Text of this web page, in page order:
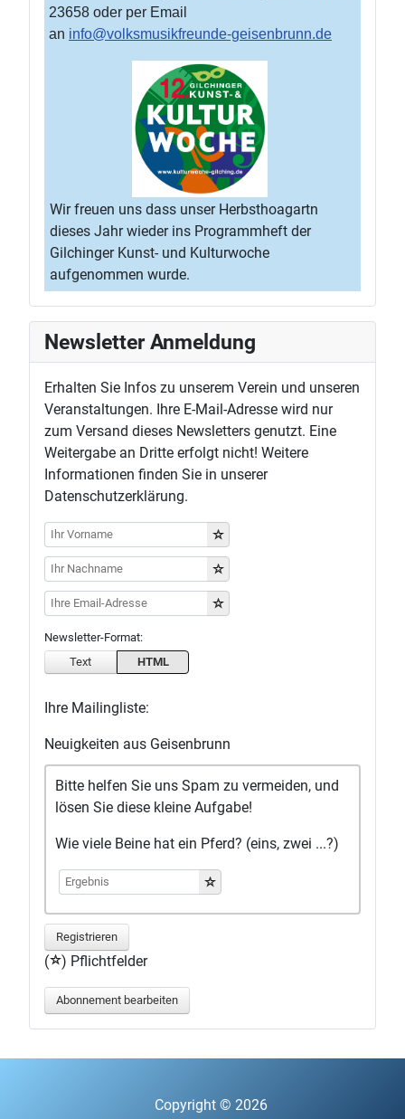
23658 oder per Email
an info@volksmusikfreunde-geisenbrunn.de
Wir freuen uns dass unser Herbsthoagartn
dieses Jahr wieder ins Programmheft der
Gilchinger Kunst- und Kulturwoche
aufgenommen wurde.
Newsletter Anmeldung
Erhalten Sie Infos zu unserem Verein und unseren
Veranstaltungen. Ihre E-Mail-Adresse wird nur
zum Versand dieses Newsletters genutzt. Eine
Weitergabe an Dritte erfolgt nicht! Weitere
Informationen finden Sie in unserer
Datenschutzerklärung.
Newsletter-Format:
Text
HTML
Ihre Mailingliste:
Neuigkeiten aus Geisenbrunn
Bitte helfen Sie uns Spam zu vermeiden, und
lösen Sie diese kleine Aufgabe!
Wie viele Beine hat ein Pferd? (eins, zwei ...?)
Registrieren
( ) Pflichtfelder
Abonnement bearbeiten
Copyright © 2026